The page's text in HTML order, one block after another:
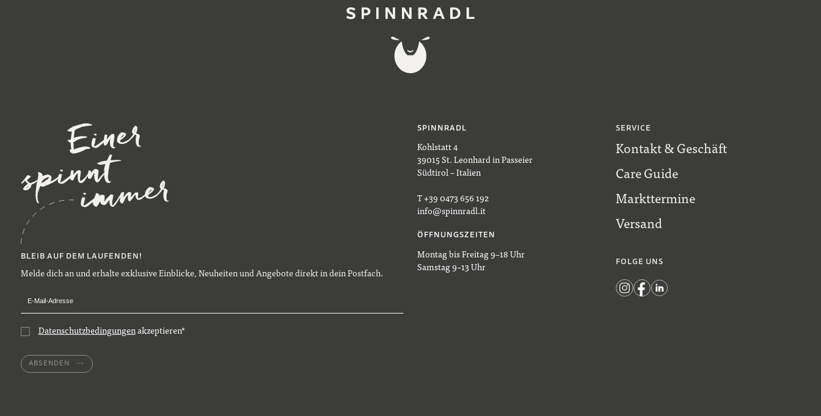
BLEIB AUF DEM LAUFENDEN!
Melde dich an und erhalte exklusive Einblicke, Neuheiten und Angebote direkt in dein Postfach.
Datenschutzbedingungenakzeptieren*
ABSENDEN
SPINNRADL
Kohlstatt 4
39015 St. Leonhard in Passeier
Südtirol – Italien
T +39 0473 656 192
info@spinnradl.it
ÖFFNUNGSZEITEN
Montag bis Freitag 9–18 Uhr
Samstag 9–13 Uhr
SERVICE
Kontakt & Geschäft
Care Guide
Markttermine
Versand
FOLGE UNS